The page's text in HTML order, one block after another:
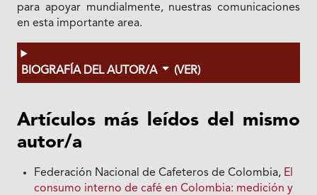
para apoyar mundialmente, nuestras comunicaciones
en esta importante area.
BIOGRAFÍA DEL AUTOR/A (VER)
Artículos más leídos del mismo
autor/a
Federación Nacional de Cafeteros de Colombia, El
consumo interno de café en Colombia: medición y